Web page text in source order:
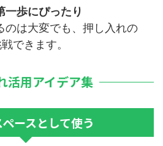
一歩にぴったり
は大変でも、押し入れの
できます。
活用アイデア集
ースとして使う